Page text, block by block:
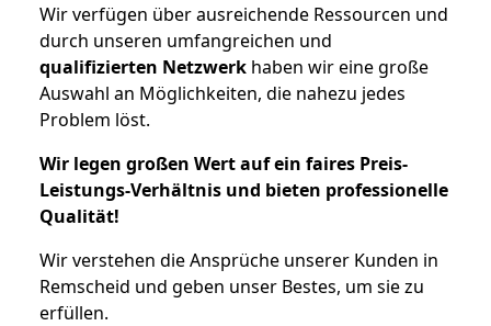
Wir verfügen über ausreichende Ressourcen und
durch unseren umfangreichen und
qualifizierten Netzwerk haben wir eine große
Auswahl an Möglichkeiten, die nahezu jedes
Problem löst.
Wir legen großen Wert auf ein faires Preis-
Leistungs-Verhältnis und bieten professionelle
Qualität!
Wir verstehen die Ansprüche unserer Kunden in
Remscheid und geben unser Bestes, um sie zu
erfüllen.